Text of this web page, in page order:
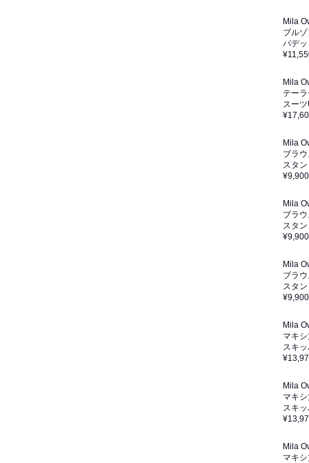
Mila
ブル
パデ
Mila
テー
スー
Mila
ブラ
スタ
¥9,900
Mila
ブラ
スタ
¥9,900
Mila
ブラ
スタ
¥9,900
Mila
マキ
スキ
Mila
マキ
スキ
Mila
マキ